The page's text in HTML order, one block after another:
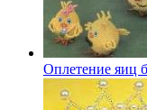
Оплетение яиц